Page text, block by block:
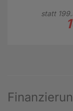
statt 199.